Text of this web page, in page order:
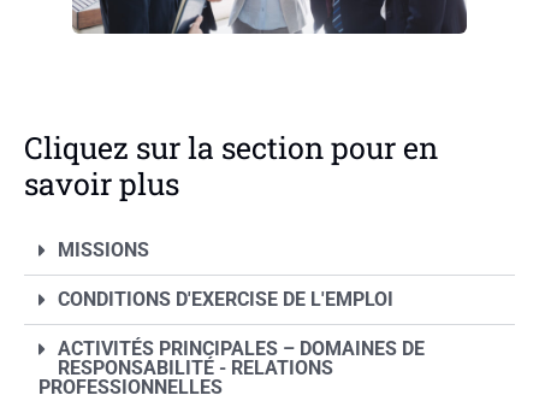
Cliquez sur la section pour en
savoir plus
MISSIONS
CONDITIONS D'EXERCISE DE L'EMPLOI
ACTIVITÉS PRINCIPALES – DOMAINES DE
RESPONSABILITÉ - RELATIONS
PROFESSIONNELLES